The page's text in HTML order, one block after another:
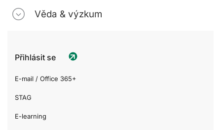
Věda & výzkum
Přihlásit se
E-mail / Office 365+
STAG
E-learning